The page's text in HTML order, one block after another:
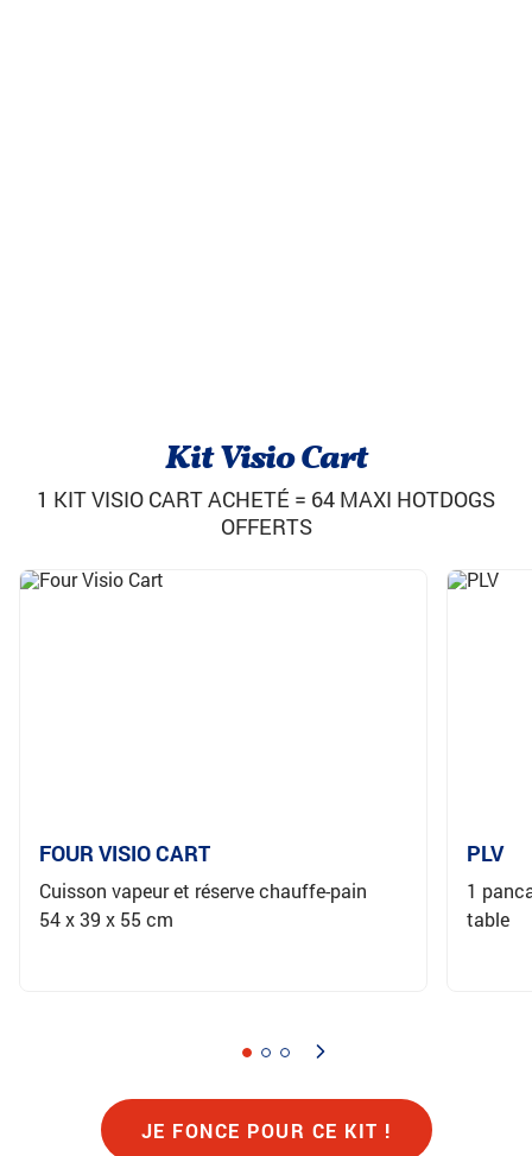
Kit Visio Cart
1 KIT VISIO CART ACHETÉ = 64 MAXI HOTDOGS
OFFERTS
FOUR VISIO CART
Cuisson vapeur et réserve chauffe-pain
54 x 39 x 55 cm
PLV
1
table
JE FONCE POUR CE KIT !